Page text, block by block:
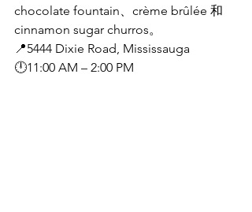
chocolate fountain、crème brûlée 和
cinnamon sugar churros。
📍5444 Dixie Road, Mississauga
🕛11:00 AM – 2:00 PM